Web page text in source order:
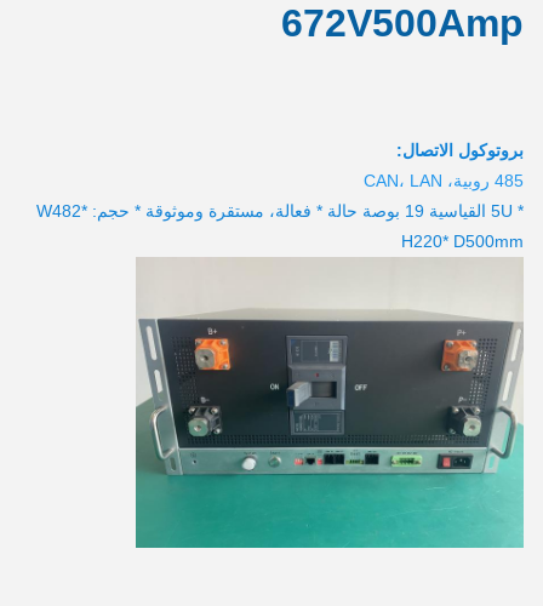
672V500Amp
بروتوكول الاتصال:
485 روبية، CAN، LAN
* 5U القياسية 19 بوصة حالة * فعالة، مستقرة وموثوقة * حجم: W482*
H220* D500mm